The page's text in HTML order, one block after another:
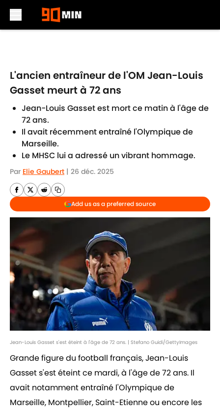
L'ancien entraîneur de l'OM Jean-Louis
Gasset meurt à 72 ans
Jean-Louis Gasset est mort ce matin à l'âge de
72 ans.
Il avait récemment entraîné l'Olympique de
Marseille.
Le MHSC lui a adressé un vibrant hommage.
Par Elie Gaubert | 26 déc. 2025
Add us as a preferred source
Jean-Louis Gasset s'est éteint à l'âge de 72 ans. | Stefano Guidi/GettyImages
Grande figure du football français, Jean-Louis
Gasset s'est éteint ce mardi, à l'âge de 72 ans. Il
avait notamment entraîné l'Olympique de
Marseille, Montpellier, Saint-Etienne ou encore les